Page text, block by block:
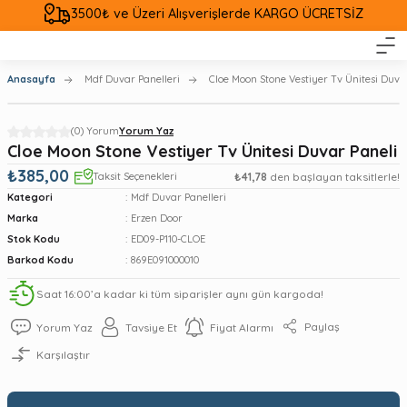
3500₺ ve Üzeri Alışverişlerde KARGO ÜCRETSİZ
Anasayfa Mdf Duvar Panelleri Cloe Moon Stone Vestiyer Tv Ünitesi
(0) YorumYorum Yaz
Cloe Moon Stone Vestiyer Tv Ünitesi Duvar Paneli
₺385,00
Taksit Seçenekleri ₺41,78 den başlayan taksitlerle!
Kategori
Mdf Duvar Panelleri
Marka
Erzen Door
Stok Kodu
ED09-P110-CLOE
Barkod Kodu
869E091000010
Saat 16:00’a kadar ki tüm siparişler aynı gün kargoda!
Yorum Yaz Tavsiye Et Fiyat Alarmı Paylaş
Karşılaştır